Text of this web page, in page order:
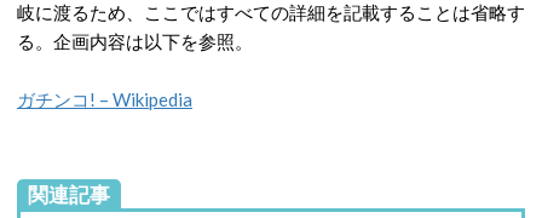
岐に渡るため、ここではすべての詳細を記載することは省略す
る。企画内容は以下を参照。
ガチンコ! – Wikipedia
関連記事